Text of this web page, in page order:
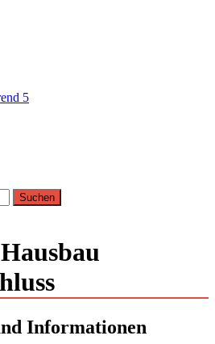
Haustechnik
Hausbau
Informationen